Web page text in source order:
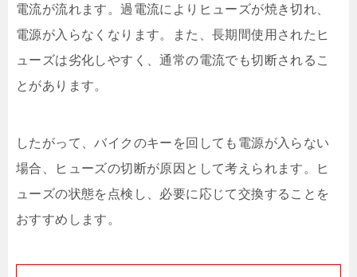
電流が流れます。過電流によりヒューズが焼き切れ、
電源が入らなくなります。また、長期間使用されたヒ
ューズは劣化しやすく、通常の電流でも切断されるこ
とがあります。
したがって、バイクのキーを回しても電源が入らない
場合、ヒューズの切断が原因として考えられます。ヒ
ューズの状態を点検し、必要に応じて交換することを
おすすめします。